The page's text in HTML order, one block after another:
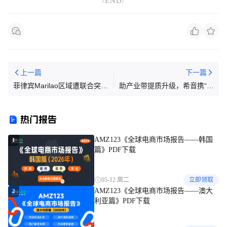
上一篇
菲律宾Marilao区域遭联合突
下一篇
助产业带提质升级，希音携“自
热门报告
1
AMZ123《全球电商市场报告——韩国
篇》PDF下载
05-12 周二 立即领取
2
AMZ123《全球电商市场报告——澳大
利亚篇》PDF下载